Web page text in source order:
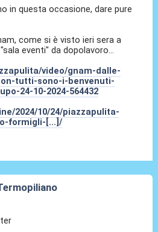
in questa occasione, dare pure
come si è visto ieri sera a
eventi" da dopolavoro...
video/gnam-dalle-
tutti-sono-i-benvenuti-
24-10-2024-564432
2024/10/24/piazzapulita-
formigli-[...]/